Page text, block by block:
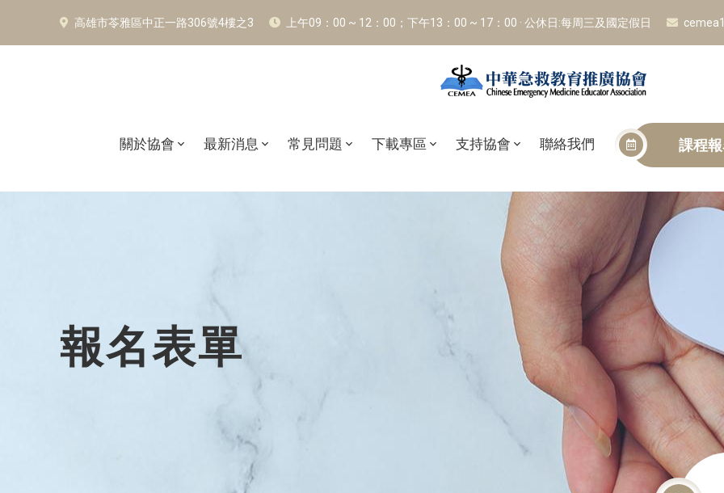
高雄市苓雅區中正一路306號4樓之3 上午09：00 ~ 12：00；下午13：00 ~ 17：00 · 公休日:每周三及國定假日
關於協會 最新消息 常見問題 下載專區 支持協會 聯絡我們 課程
報名表單